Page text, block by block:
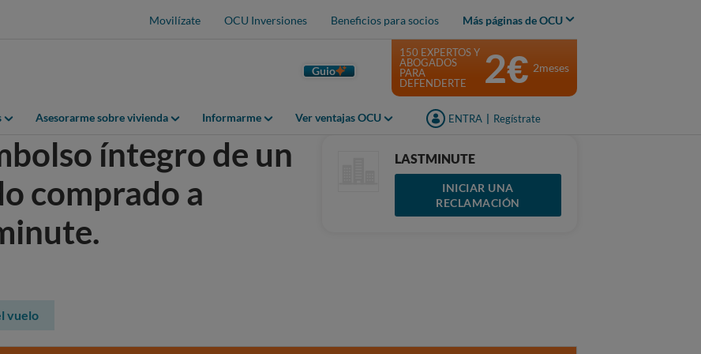
Movilízate OCU Inversiones Beneficios para socios Más páginas de OCU
Guio
Asesorarme sobre vivienda Informarme Ver ventajas OCU ENTRA Regístrate
150 EXPERTOS Y
ABOGADOS
PARA
DEFENDERTE
2€ 2meses
íntegro de un
comprado a
LASTMINUTE
INICIAR UNA
RECLAMACIÓN
vuelo